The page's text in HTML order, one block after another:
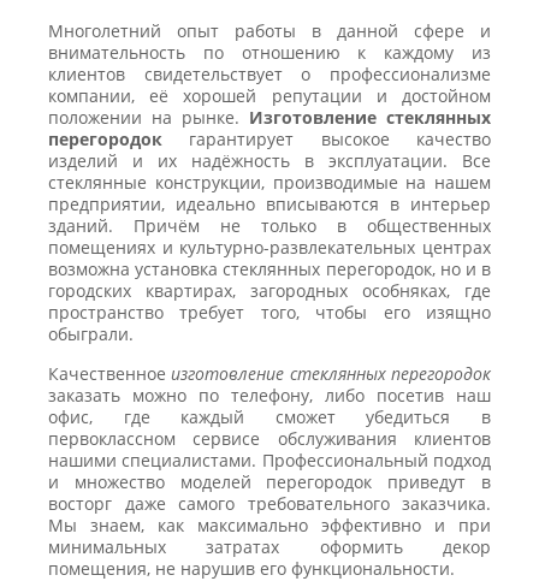
Многолетний опыт работы в данной сфере и
внимательность по отношению к каждому из
клиентов свидетельствует о профессионализме
компании, её хорошей репутации и достойном
положении на рынке. Изготовление стеклянных
перегородок гарантирует высокое качество
изделий и их надёжность в эксплуатации. Все
стеклянные конструкции, производимые на нашем
предприятии, идеально вписываются в интерьер
зданий. Причём не только в общественных
помещениях и культурно-развлекательных центрах
возможна установка стеклянных перегородок, но и в
городских квартирах, загородных особняках, где
пространство требует того, чтобы его изящно
обыграли.
Качественноеизготовление стеклянных перегородок
заказать можно по телефону, либо посетив наш
офис, где каждый сможет убедиться в
первоклассном сервисе обслуживания клиентов
нашими специалистами. Профессиональный подход
и множество моделей перегородок приведут в
восторг даже самого требовательного заказчика.
Мы знаем, как максимально эффективно и при
минимальных затратах оформить декор
помещения, не нарушив его функциональности.